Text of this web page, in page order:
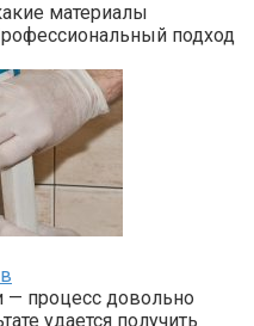
материалы
подход
— процесс довольно
удается получить